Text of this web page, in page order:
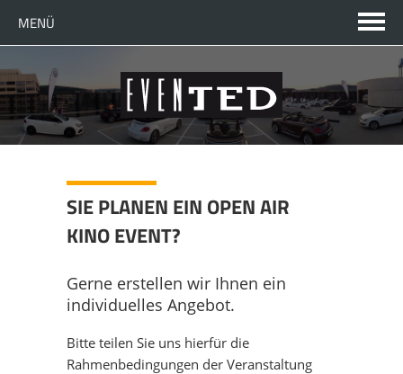
MENÜ
SPRACHE WECHSELN
EN
TELEFONISCHER KONTAKT
JETZT ANRUFEN
STARTSEITE
UNTERNEHMEN
DAS SIND WIR
ANSPRECHPARTNER
KOMPETENZEN
ÜBERSICHT
LÖSUNGEN
SIE PLANEN EIN OPEN AIR
KINO EVENT?
Gerne erstellen wir Ihnen ein
individuelles Angebot.
Bitte teilen Sie uns hierfür die
Rahmenbedingungen der Veranstaltung